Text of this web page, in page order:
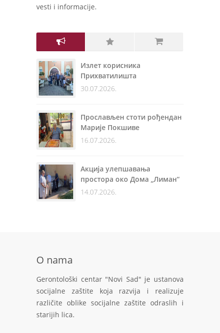
vesti i informacije.
Излет корисника
Прихватилишта
30.07.2026.
Прослављен стоти рођендан
Марије Покшиве
16.07.2026.
Акција улепшавања
простора око Дома „Лиман“
14.07.2026.
O nama
Gerontološki centar "Novi Sad" je ustanova
socijalne zaštite koja razvija i realizuje
različite oblike socijalne zaštite odraslih i
starijih lica.